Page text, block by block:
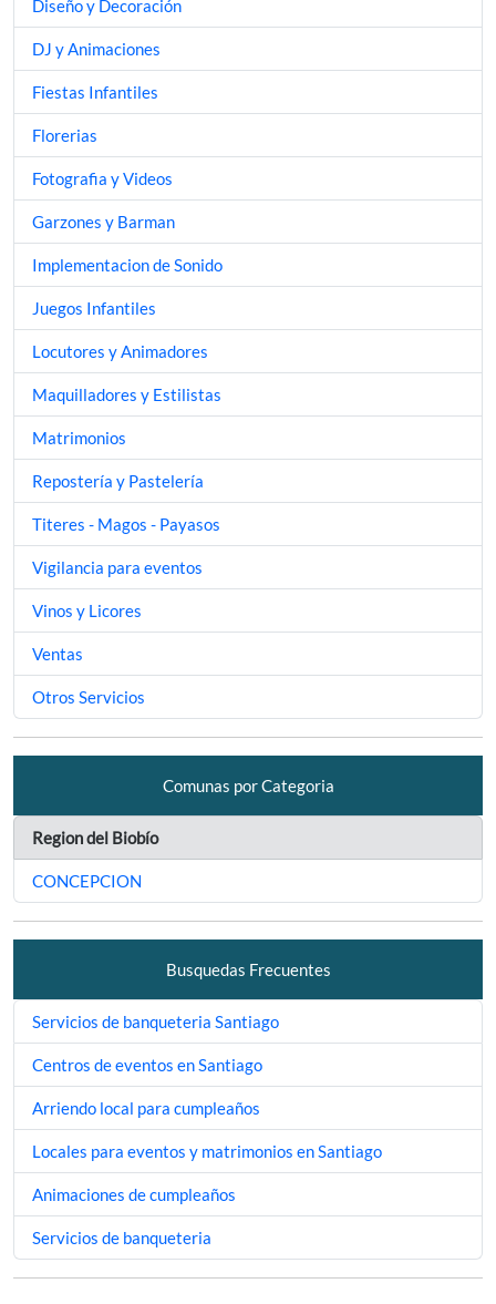
Diseño y Decoración
DJ y Animaciones
Fiestas Infantiles
Florerias
Fotografia y Videos
Garzones y Barman
Implementacion de Sonido
Juegos Infantiles
Locutores y Animadores
Maquilladores y Estilistas
Matrimonios
Repostería y Pastelería
Titeres - Magos - Payasos
Vigilancia para eventos
Vinos y Licores
Ventas
Otros Servicios
Comunas por Categoria
Region del Biobío
CONCEPCION
Busquedas Frecuentes
Servicios de banqueteria Santiago
Centros de eventos en Santiago
Arriendo local para cumpleaños
Locales para eventos y matrimonios en Santiago
Animaciones de cumpleaños
Servicios de banqueteria